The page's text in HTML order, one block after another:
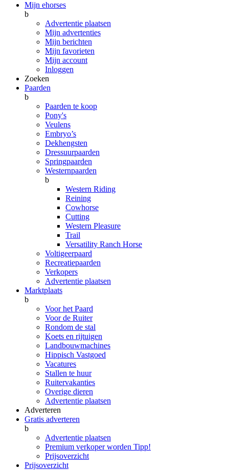
Mijn ehorses
b
Advertentie plaatsen
Mijn advertenties
Mijn berichten
Mijn favorieten
Mijn account
Inloggen
Zoeken
Paarden
b
Paarden te koop
Pony's
Veulens
Embryo’s
Dekhengsten
Dressuurpaarden
Springpaarden
Westernpaarden
b
Western Riding
Reining
Cowhorse
Cutting
Western Pleasure
Trail
Versatility Ranch Horse
Voltigeerpaard
Recreatiepaarden
Verkopers
Advertentie plaatsen
Marktplaats
b
Voor het Paard
Voor de Ruiter
Rondom de stal
Koets en rijtuigen
Landbouwmachines
Hippisch Vastgoed
Vacatures
Stallen te huur
Ruitervakanties
Overige dieren
Advertentie plaatsen
Adverteren
Gratis adverteren
b
Advertentie plaatsen
Premium verkoper worden Tipp!
Prijsoverzicht
Prijsoverzicht